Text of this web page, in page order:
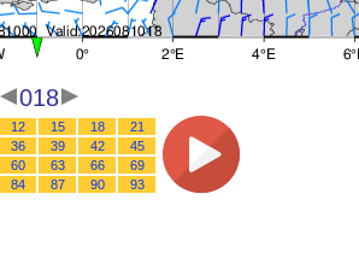
018
12 15 18
21
36 39 42
45
60 63 66
69
84 87 90 93